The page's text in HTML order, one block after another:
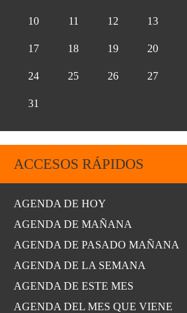
10 11 12 13
17 18 19 20
24 25 26 27
31
ACCESOS RÁPIDOS
AGENDA DE HOY
AGENDA DE MAÑANA
AGENDA DE PASADO MAÑANA
AGENDA DE LA SEMANA
AGENDA DE ESTE MES
AGENDA DEL MES QUE VIENE